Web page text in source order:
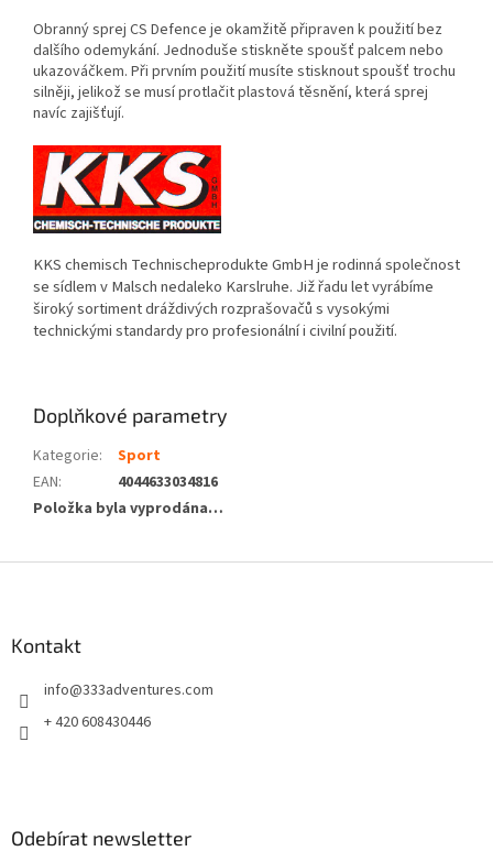
Obranný sprej CS Defence je okamžitě připraven k použití bez
dalšího odemykání. Jednoduše stiskněte spoušť palcem nebo
ukazováčkem. Při prvním použití musíte stisknout spoušť trochu
silněji, jelikož se musí protlačit plastová těsnění, která sprej
navíc zajišťují.
KKS chemisch Technischeprodukte GmbH je rodinná společnost
se sídlem v Malsch nedaleko Karslruhe. Již řadu let vyrábíme
široký sortiment dráždivých rozprašovačů s vysokými
technickými standardy pro profesionální i civilní použití.
Doplňkové parametry
Kategorie:
Sport
EAN:
4044633034816
Položka byla vyprodána…
Kontakt
info@333adventures.com
+ 420 608430446
Odebírat newsletter